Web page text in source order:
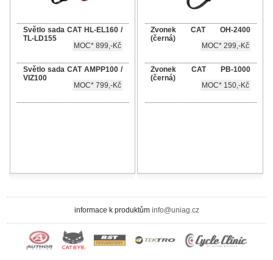
Světlo sada CAT HL-EL160 /
TL-LD155
MOC* 899,-Kč
Světlo sada CAT AMPP100 /
VIZ100
MOC* 799,-Kč
Zvonek CAT OH-2400
(černá)
MOC* 299,-Kč
Zvonek CAT PB-1000
(černá)
MOC* 150,-Kč
informace k produktům info@uniag.cz